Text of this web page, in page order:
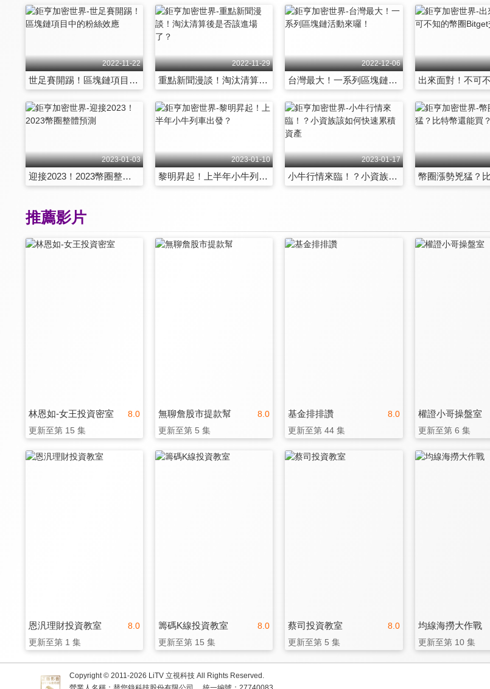
2022-11-22
世足賽開踢！區塊鏈項目中的粉絲效應
2022-11-29
重點新聞漫談！淘汰清算後是否該進場了？
2022-12-06
台灣最大！一系列區塊鏈活動來囉！
2023-01-03
迎接2023！2023幣圈整體預測
2023-01-10
黎明昇起！上半年小牛列車出發？
2023-01-17
小牛行情來臨！？小資族該如何快速累積資產
推薦影片
8.0
林恩如-女王投資密室
更新至第 15 集
8.0
無聊詹股市提款幫
更新至第 5 集
8.0
基金排排讚
更新至第 44 集
權證小哥操盤室
更新至第 6 集
8.0
恩汎理財投資教室
更新至第 1 集
8.0
籌碼K線投資教室
更新至第 15 集
8.0
蔡司投資教室
更新至第 5 集
均線海撈大作戰
更新至第 10 集
Copyright © 2011-2026 LiTV 立視科技 All Rights Reserved.